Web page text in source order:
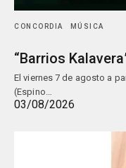
CONCORDIA MÚSICA
“Barrios
El viernes 7 de agosto a
(Espino…
03/08/2026